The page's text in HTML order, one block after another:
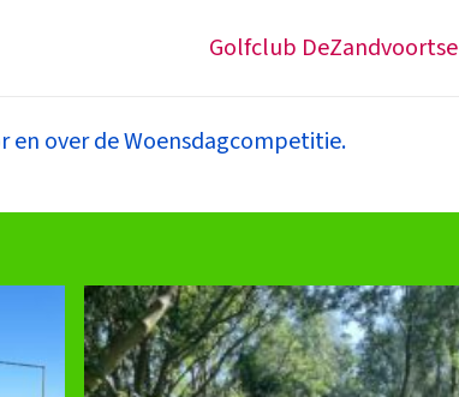
Golfclub DeZandvoortse
en over de Woensdagcompetitie.